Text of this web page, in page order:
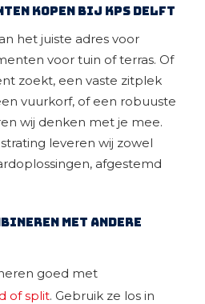
kopen bij KPS Delft
het juiste adres voor
voor tuin of terras. Of
zoekt, een vaste zitplek
vuurkorf, of een robuuste
wij denken met je mee.
leveren wij zowel
afgestemd
met andere
goed met
of split. Gebruik ze los in